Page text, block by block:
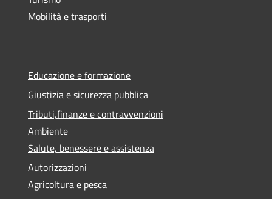
Mobilità e trasporti
Educazione e formazione
Giustizia e sicurezza pubblica
Tributi,finanze e contravvenzioni
Ambiente
Salute, benessere e assistenza
Autorizzazioni
Agricoltura e pesca